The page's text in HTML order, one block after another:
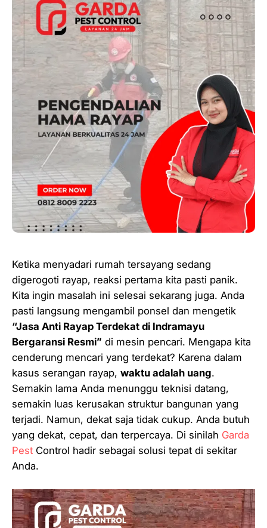
Ketika menyadari rumah tersayang sedang
digerogoti rayap, reaksi pertama kita pasti panik.
Kita ingin masalah ini selesai sekarang juga. Anda
pasti langsung mengambil ponsel dan mengetik
“Jasa Anti Rayap Terdekat di Indramayu
Bergaransi Resmi” di mesin pencari. Mengapa kita
cenderung mencari yang terdekat? Karena dalam
kasus serangan rayap, waktu adalah uang.
Semakin lama Anda menunggu teknisi datang,
semakin luas kerusakan struktur bangunan yang
terjadi. Namun, dekat saja tidak cukup. Anda butuh
yang dekat, cepat, dan terpercaya. Di sinilah Garda
Pest Control hadir sebagai solusi tepat di sekitar
Anda.